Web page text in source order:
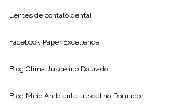
Lentes de contato dental
Facebook Paper Excellence
Blog Clima Juscelino Dourado
Blog Meio Ambiente Juscelino Dourado